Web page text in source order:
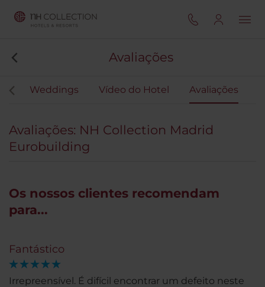
Avaliações
Weddings Vídeo do Hotel Avaliações
Avaliações: NH Collection Madrid
Eurobuilding
Os nossos clientes recomendam
para...
Fantástico
Irrepreensível. É difícil encontrar um defeito neste